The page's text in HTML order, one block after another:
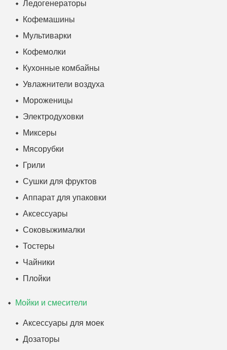
Ледогенераторы
Кофемашины
Мультиварки
Кофемолки
Кухонные комбайны
Увлажнители воздуха
Мороженицы
Электродуховки
Миксеры
Мясорубки
Грили
Сушки для фруктов
Аппарат для упаковки
Аксессуары
Соковыжималки
Тостеры
Чайники
Плойки
Мойки и смесители
Аксессуары для моек
Дозаторы